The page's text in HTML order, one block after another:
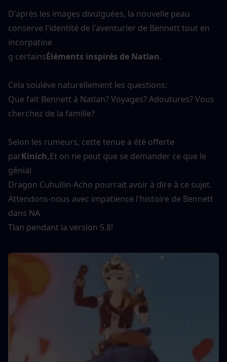
D'après les images divulguées, la nouvelle peau
conserve l'identité de l'aventurier de Bennett tout en
incorpatine
g certainsÉléments inspirés de Natlan.
Cela soulève naturellement les questions:
Que fait Bennett à Natlan? Voyages? Adoutures? Vous
cherchez de la famille?
Selon les rumeurs, cette tenue a été offerte
parKinich,Et on ne peut que se demander ce que le
génial
Dragon Cuhullin-Acho pourrait avoir à dire à ce sujet.
Attendons-nous avec impatience l'histoire de Bennett
dans NA
Tlan pendant la version 5.8!